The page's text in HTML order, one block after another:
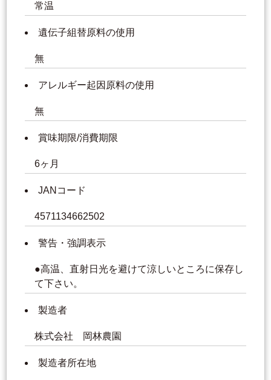
常温
遺伝子組替原料の使用
無
アレルギー起因原料の使用
無
賞味期限/消費期限
6ヶ月
JANコード
4571134662502
警告・強調表示
●高温、直射日光を避けて涼しいところに保存し
て下さい。
製造者
株式会社 岡林農園
製造者所在地